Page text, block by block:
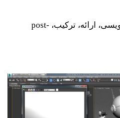
آراسته کردن، اسکریپت نویسی، ارائه، ترکیب، post-